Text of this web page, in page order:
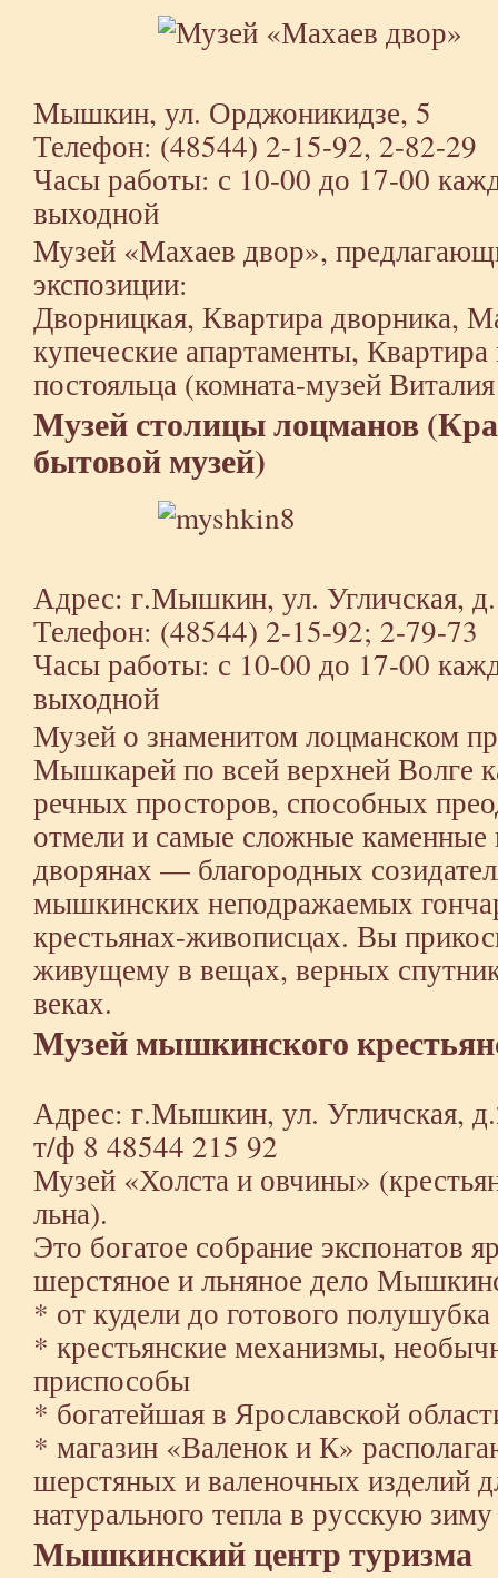
Мышкин, ул. Орджоникидзе, 5
Телефон: (48544) 2-15-92, 2-82-29
Часы работы: с 10-00 до 17-00
выходной
Музей «Махаев двор»,
экспозиции:
Дворницкая, Квартира дворника,
купеческие апартаменты,
постояльца (комната-музей
Музей столицы лоцманов
бытовой музей)
Адрес: г.Мышкин, ул. Угличская,
Телефон: (48544) 2-15-92; 2-79-73
Часы работы: с 10-00 до 17-00
выходной
Музей о знаменитом лоцманском
Мышкарей по всей верхней Волге
речных просторов, способных
отмели и самые сложные
дворянах — благородных
мышкинских неподражаемых
крестьянах-живописцах. Вы
живущему в вещах, верных
веках.
Музей мышкинского
Адрес: г.Мышкин, ул. Угличская,
т/ф 8 48544 215 92
Музей «Холста и овчины»
льна).
Это богатое собрание экспонатов
шерстяное и льняное дело
* от кудели до готового полушубка
* крестьянские механизмы,
приспособы
* богатейшая в Ярославской
* магазин «Валенок и К»
шерстяных и валеночных изделий
натурального тепла в русскую
Мышкинский центр туризма